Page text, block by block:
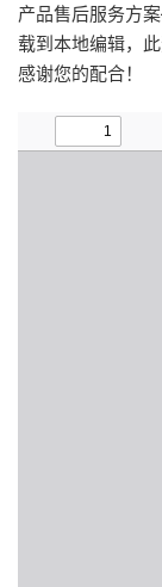
产品售后服务方
载到本地编辑，
感谢您的配合！